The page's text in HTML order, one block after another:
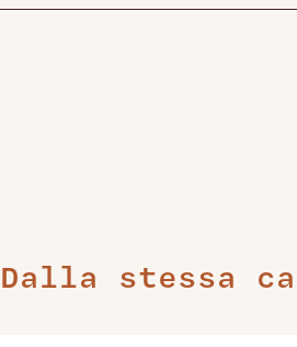
Dalla stessa